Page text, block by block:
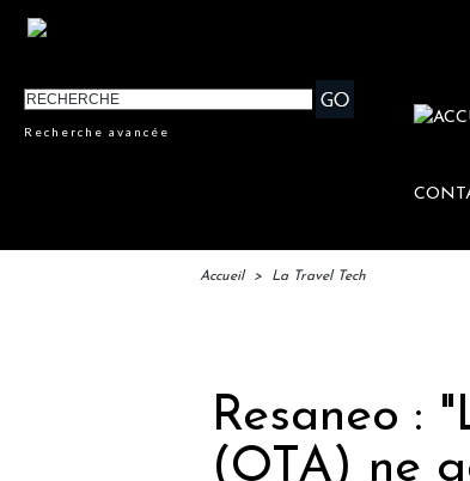
Recherche avancée
Accueil > La Travel Tech
Resaneo :
(OTA) ne